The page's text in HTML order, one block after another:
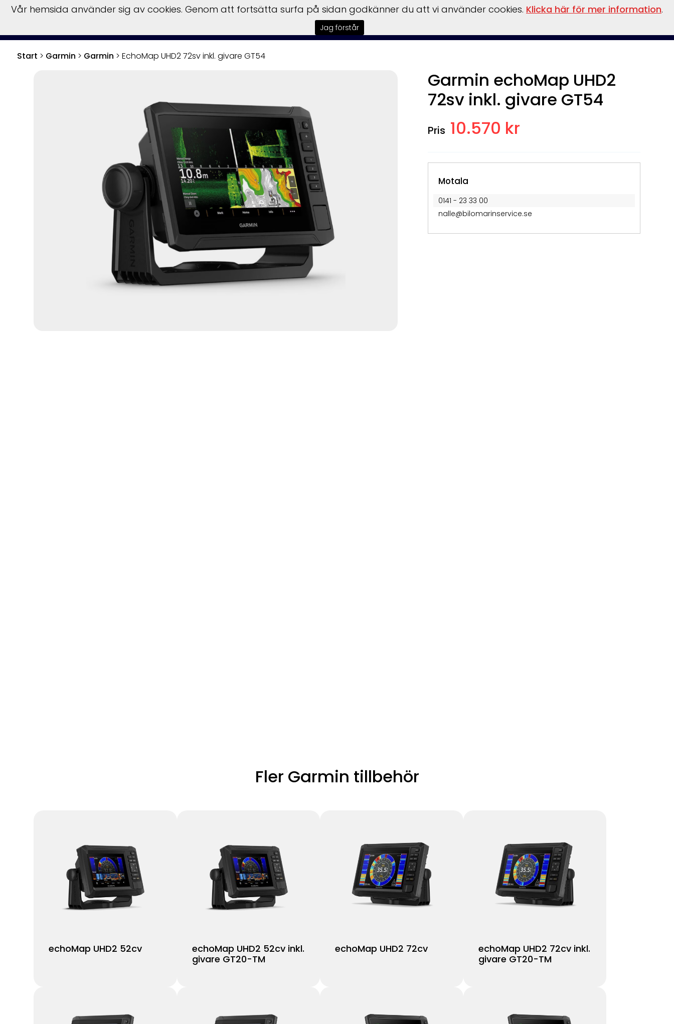
Båttrailer Begagnat
Start > Garmin > Garmin > EchoMap UHD2 72sv inkl. givare GT54
Garmin echoMap UHD2
72sv inkl. givare GT54
10.570 kr
Motala
0141 - 23 33 00
nalle@bilomarinservice.se
Fler Garmin tillbehör
echoMap UHD2 52cv
echoMap UHD2 52cv inkl.
givare GT20-TM
echoMap UHD2 72cv
echoMap UHD2 72cv inkl.
givare GT20-TM
Vår hemsida använder sig av cookies. Genom att fortsätta surfa på sidan godkänner du att vi använder cookies. Klicka här för mer information.
Jag förstår